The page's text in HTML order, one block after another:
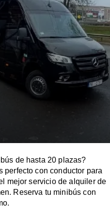
de hasta 20 plazas?
perfecto con conductor para
mejor servicio de alquiler de
Reserva tu minibús con